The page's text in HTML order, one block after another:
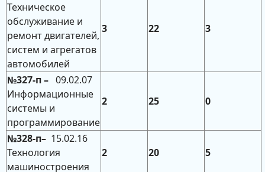
Техническое
обслуживание и
ремонт двигателей,
систем и агрегатов
автомобилей
3 22 3
№327-п – 09.02.07
Информационные
системы и
программирование
2 25 0
№328-п– 15.02.16
Технология
машиностроения
2 20 5